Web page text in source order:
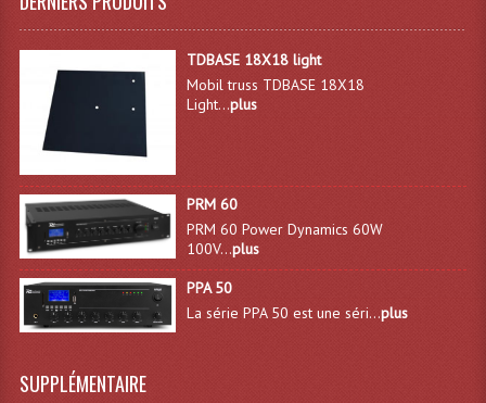
Praticable Et Accessoires
Structure Echelle 290 Asd
Structure Et Angles Quatro Deco
Structures
Structures Carrées
Structures, Angles Sd150
Tour De Travail Et Échafaudage
TDBASE 18X18 light
Mobil truss TDBASE 18X18
Light...plus
PRM 60
PRM 60 Power Dynamics 60W
100V...plus
PPA 50
La série PPA 50 est une séri...plus
SUPPLÉMENTAIRE